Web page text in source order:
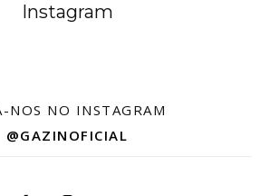
Instagram
NOS NO INSTAGRAM
@GAZINOFICIAL